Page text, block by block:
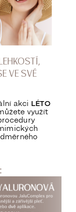
VE SVÉ
akci LÉTO
využít